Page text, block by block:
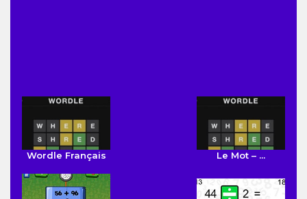
Wordle Français Le Mot – ...